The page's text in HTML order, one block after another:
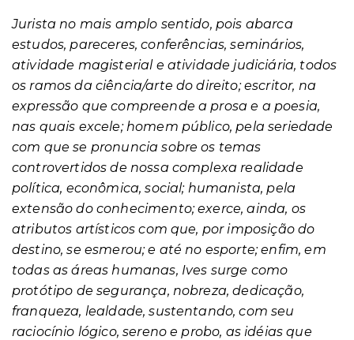
Jurista no mais amplo sentido, pois abarca
estudos, pareceres, conferências, seminários,
atividade magisterial e atividade judiciária, todos
os ramos da ciência/arte do direito; escritor, na
expressão que compreende a prosa e a poesia,
nas quais excele; homem público, pela seriedade
com que se pronuncia sobre os temas
controvertidos de nossa complexa realidade
política, econômica, social; humanista, pela
extensão do conhecimento; exerce, ainda, os
atributos artísticos com que, por imposição do
destino, se esmerou; e até no esporte; enfim, em
todas as áreas humanas, Ives surge como
protótipo de segurança, nobreza, dedicação,
franqueza, lealdade, sustentando, com seu
raciocínio lógico, sereno e probo, as idéias que